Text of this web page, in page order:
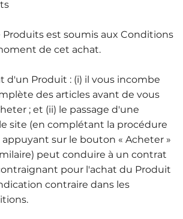
Produits est soumis aux Conditions
de cet achat.
d'un Produit : (i) il vous incombe
des articles avant de vous
; et (ii) le passage d'une
site (en complétant la procédure
sur le bouton « Acheter »
peut conduire à un contrat
pour l'achat du Produit
contraire dans les